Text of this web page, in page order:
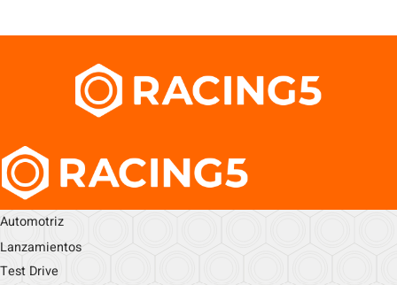
Automotriz
Lanzamientos
Test Drive